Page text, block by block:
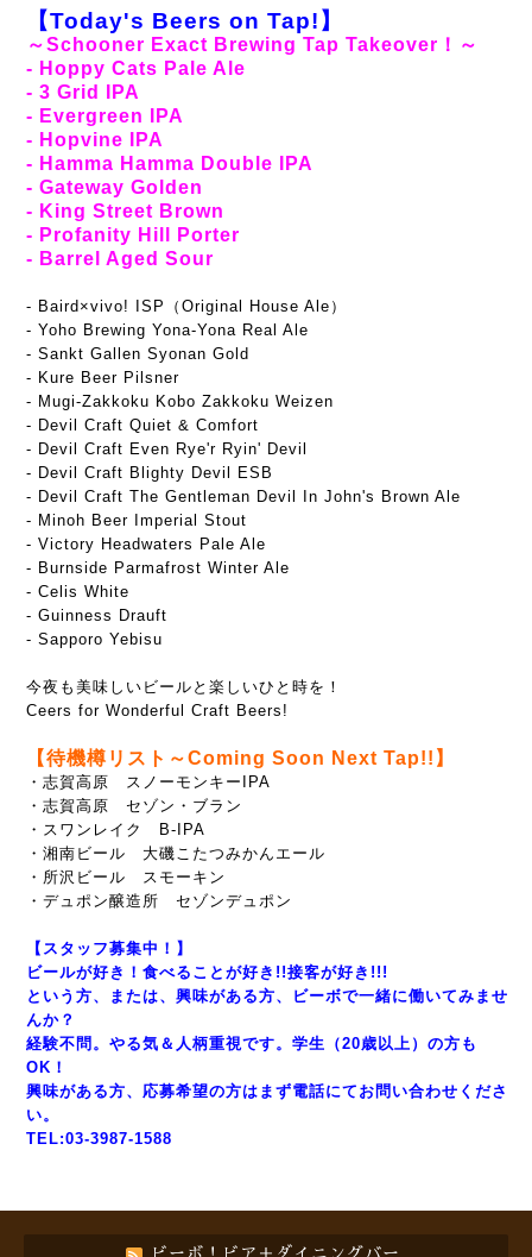
【Today's Beers on Tap!】
～Schooner Exact Brewing Tap Takeover！～
- Hoppy Cats Pale Ale
- 3 Grid IPA
- Evergreen IPA
- Hopvine IPA
- Hamma Hamma Double IPA
- Gateway Golden
- King Street Brown
- Profanity Hill Porter
- Barrel Aged Sour
- Baird×vivo! ISP（Original House Ale）
- Yoho Brewing Yona-Yona Real Ale
- Sankt Gallen Syonan Gold
- Kure Beer Pilsner
- Mugi-Zakkoku Kobo Zakkoku Weizen
- Devil Craft Quiet & Comfort
- Devil Craft Even Rye'r Ryin' Devil
- Devil Craft Blighty Devil ESB
- Devil Craft The Gentleman Devil In John's Brown Ale
- Minoh Beer Imperial Stout
- Victory Headwaters Pale Ale
- Burnside Parmafrost Winter Ale
- Celis White
- Guinness Drauft
- Sapporo Yebisu
今夜も美味しいビールと楽しいひと時を！
Ceers for Wonderful Craft Beers!
【待機樽リスト～Coming Soon Next Tap!!】
・志賀高原 スノーモンキーIPA
・志賀高原 セゾン・ブラン
・スワンレイク B-IPA
・湘南ビール 大磯こたつみかんエール
・所沢ビール スモーキン
・デュポン醸造所 セゾンデュポン
【スタッフ募集中！】
ビールが好き！食べることが好き!!接客が好き!!!
という方、または、興味がある方、ビーボで一緒に働いてみませ
んか？
経験不問。やる気＆人柄重視です。学生（20歳以上）の方も
OK！
興味がある方、応募希望の方はまず電話にてお問い合わせくださ
い。
TEL:03-3987-1588
ビーボ！ビア＋ダイニングバー